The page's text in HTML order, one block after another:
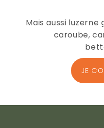
Mais aussi luzerne
caroube,
JE